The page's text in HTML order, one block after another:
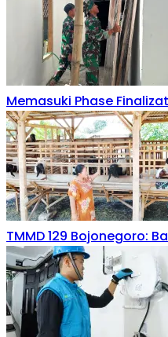
Memasuki Phase
TMMD 129 Bojonegoro: